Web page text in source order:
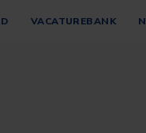
VACATUREBANK